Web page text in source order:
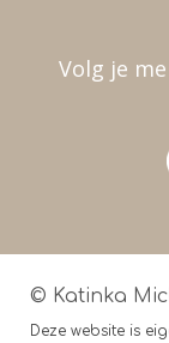
Volg je
© Katinka
Deze website is